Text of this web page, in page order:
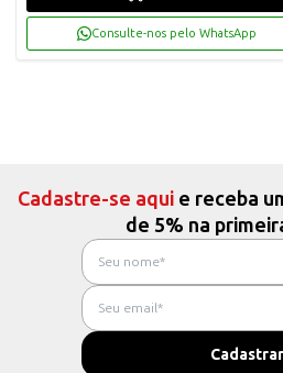
Consulte-nos pelo WhatsApp
Cadastre-se aqui e receba
de 5% na